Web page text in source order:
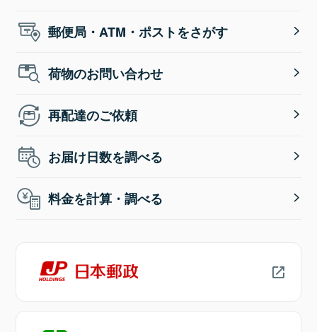
郵便局・ATM・ポストをさがす
荷物のお問い合わせ
再配達のご依頼
お届け日数を調べる
料金を計算・調べる